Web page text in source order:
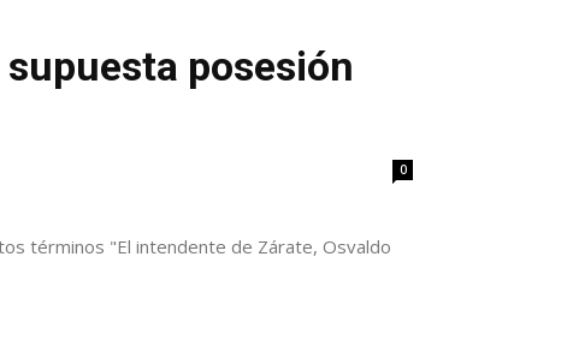
posesión
0
términos "El intendente de Zárate, Osvaldo